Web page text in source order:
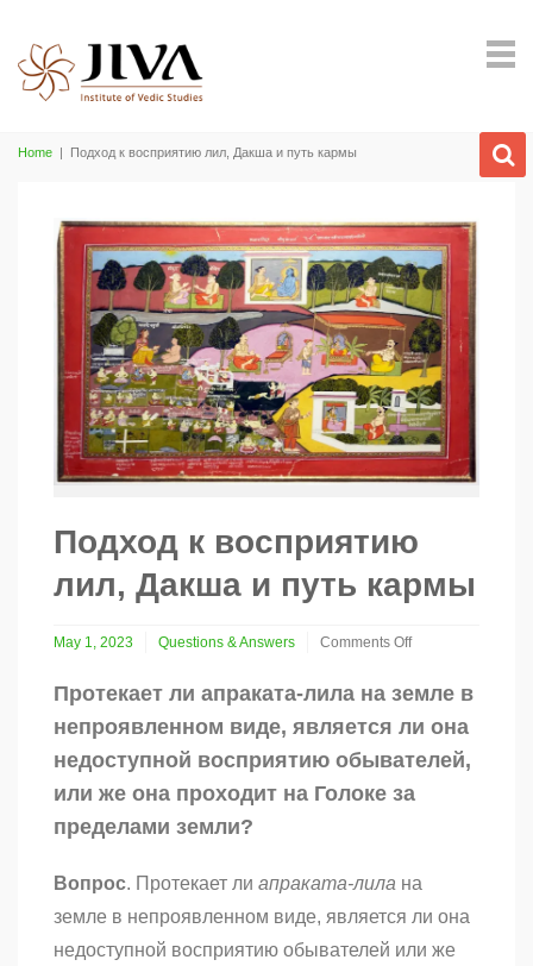
Home | Подход к восприятию лил, Дакша и путь кармы
Подход к восприятию
лил, Дакша и путь кармы
May 1, 2023 Questions & Answers
Comments Off
к
восприятию
Дакша
и
Протекает ли апраката-лила на земле в
непроявленном виде, является ли она
недоступной восприятию обывателей,
или же она проходит на Голоке за
пределами земли?
Вопрос. Протекает ли апраката-лила на
земле в непроявленном виде, является ли она
недоступной восприятию обывателей или же